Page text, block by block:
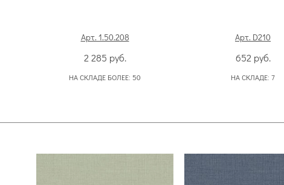
Арт. 1.50.208
2 285 руб.
НА СКЛАДЕ БОЛЕЕ: 50
Арт. D210
652 руб.
НА СКЛАДЕ: 7